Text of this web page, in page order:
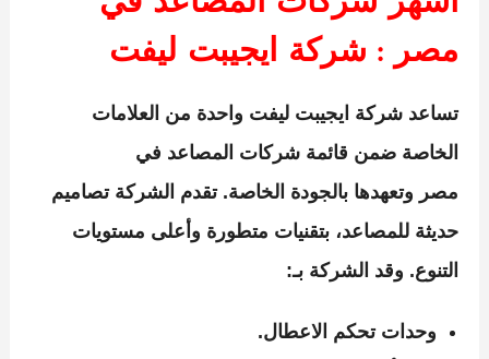
مصر : شركة ايجيبت ليفت
تساعد شركة ايجيبت ليفت واحدة من العلامات
الخاصة ضمن قائمة شركات المصاعد في
مصر وتعهدها بالجودة الخاصة. تقدم الشركة تصاميم
حديثة للمصاعد، بتقنيات متطورة وأعلى مستويات
التنوع. وقد الشركة بـ:
وحدات تحكم الاعطال.